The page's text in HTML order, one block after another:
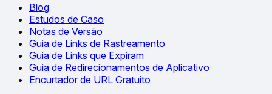
Blog
Estudos de Caso
Notas de Versão
Guia de Links de Rastreamento
Guia de Links que Expiram
Guia de Redirecionamentos de Aplicativo
Encurtador de URL Gratuito